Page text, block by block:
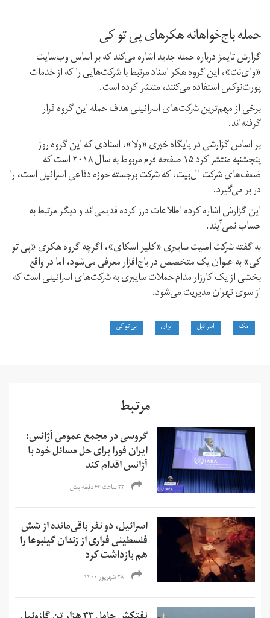
حمله باج‌خواهانه هکرهای پی‌ تو کی
گزارش تایمز درباره حمله جدید اشاره می‌کند که بر اساس وب‌سایت
«وای‌نت»، این گروه هکر اسناد مرتبط با شرکت‌هایی را که از خدمات
پورت‌نوکس استفاده می‌کنند، منتشر کرده است.
برخی از مهم‌ترین شرکت‌های اسرائیلی هدف حمله این گروه قرار
گرفته‌اند.
بر اساس گزارشی در پایگاه خبری «ولا»، اسنادی که این گروه روز
پنجشنبه منتشر کرد ۱۵ صفحه فرم مربوط به سال ۲۰۱۸ است که
ضعف‌های شرکت ال‌بیت، که شرکت برجسته حوزه دفاعی اسرائیل است، را
در بر می‌گیرد.
این گزارش اشاره کرده اطلاعات درز کرده قدیمی‌اند و دیگر مرتبط به
حساب نمی‌آیند.
به گفته شرکت امنیت سایبری «کلیر اسکای»، اگرچه گروه هکری «پی‌ تو
کی» به عنوان یک متخصص در باج‌افزار معرفی می‌شود، اما در واقع
بخشی از یک کارزار مدام حملات سایبری به شرکت‌های اسرائیلی است که
از سوی تهران مدیریت می‌شود.
هک اسرائیل ایران پی تو کی
مرتبط
گروسی در مجمع عمومی آژانس:
ایران فورا برای حل مسائل خود با
آژانس اقدام کند
۲۲ ساعت ۴۶ دقیقه پیش
اسرائیل، دو نفر باقی‌مانده از شش
فلسطینی فراری از زندان گیلبوعا را
هم بازداشت کرد
۲۸ شهریور ۱۴۰۰